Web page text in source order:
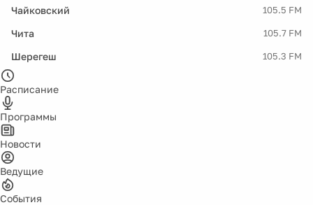
Чайковский 105.5 FM
Чита 105.7 FM
Шерегеш 105.3 FM
Расписание
Программы
Новости
Ведущие
События